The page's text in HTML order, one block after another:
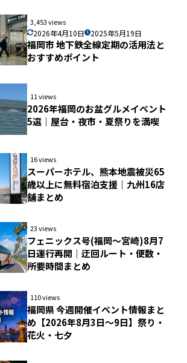
3,453 views
2026年4月10日 2025年5月19日
福岡市 地下鉄全線定期の活用法と
おすすめポイント
11 views
2026年福岡のお盆グルメイベント
5選｜屋台・夜市・夏祭りを満喫
16 views
スーパーホテル、熊本地震被災65
歳以上に無料宿泊支援｜九州16店
舗まとめ
23 views
フェニックス号(福岡〜宮崎)8月7
日運行再開｜迂回ルート・便数・
所要時間まとめ
110 views
福岡県 今週開催イベント情報まと
め【2026年8月3日〜9日】祭り・
花火・七夕